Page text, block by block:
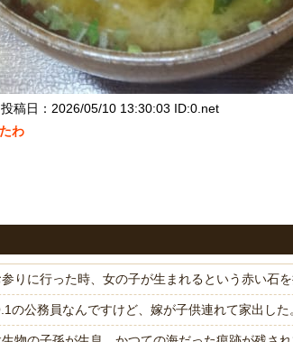
投稿日：2026/05/10 13:30:03 ID:0.net
わ
りに行った時、女の子が生まれるという赤い
の公務員なんですけど、嫁が子供連れて家出し